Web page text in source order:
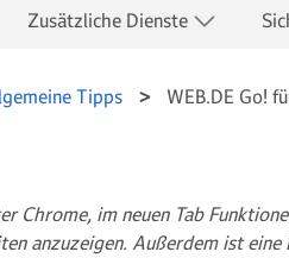
Zusätzliche Dienste
Tipps WEB.DE Go!
Chrome, im neuen Tab
anzuzeigen. Außerdem ist